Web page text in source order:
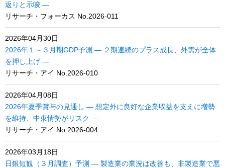
返りと示唆 ―
リサーチ・フォーカス No.2026-011
2026年04月30日
2026年１～３月期GDP予測 ― ２期連続のプラス成長、外需が全体
を押し上げ ―
リサーチ・アイ No.2026-010
2026年04月08日
2026年夏季賞与の見通し ― 想定外に良好な企業収益を支えに増勢
を維持、中東情勢がリスク ―
リサーチ・アイ No.2026-004
2026年03月18日
日銀短観（３月調査）予測 ― 製造業の業況は改善も、非製造業で悪